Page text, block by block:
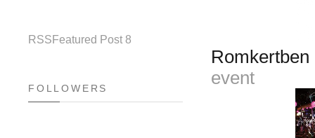
event
RSS Featured Post 8
FOLLOWERS